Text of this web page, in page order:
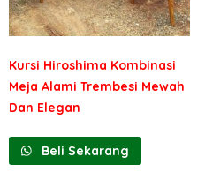
Kursi Hiroshima Kombinasi
Meja Alami Trembesi Mewah
Dan Elegan
Beli Sekarang